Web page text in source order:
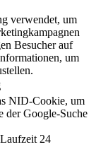
verwendet, um
Besucher auf
um
NID-Cookie, um
der Google-Suche
Laufzeit 24